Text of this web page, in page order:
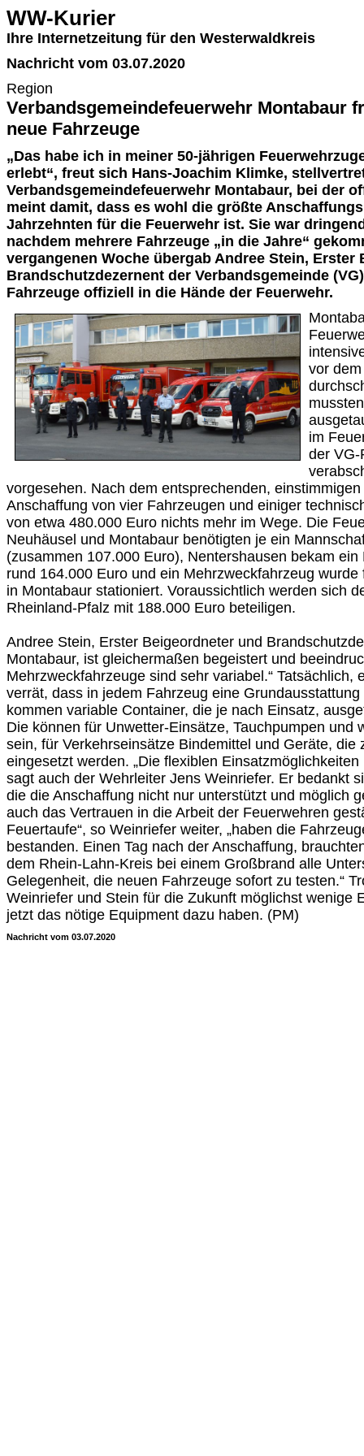
WW-Kurier
Ihre Internetzeitung für den Westerwaldkreis
Nachricht vom 03.07.2020
Region
Verbandsgemeindefeuerwehr Montabaur
neue Fahrzeuge
„Das habe ich in meiner 50-jährigen
erlebt“, freut sich Hans-Joachim Klimke,
Verbandsgemeindefeuerwehr Montabaur, bei der
meint damit, dass es wohl die größte
Jahrzehnten für die Feuerwehr ist. Sie war
nachdem mehrere Fahrzeuge „in die Jahre“
vergangenen Woche übergab Andree Stein, Erster
Brandschutzdezernent der Verbandsgemeinde
Fahrzeuge offiziell in die Hände der Feuerwehr.
vor
im
der VG-
vorgesehen. Nach dem entsprechenden,
Anschaffung von vier Fahrzeugen und einiger
von etwa 480.000 Euro nichts mehr im Wege. Die
Neuhäusel und Montabaur benötigten je ein
(zusammen 107.000 Euro), Nentershausen bekam
rund 164.000 Euro und ein Mehrzweckfahrzeug
in Montabaur stationiert. Voraussichtlich werden sich
Rheinland-Pfalz mit 188.000 Euro beteiligen.
Andree Stein, Erster Beigeordneter und
Montabaur, ist gleichermaßen begeistert und
Mehrzweckfahrzeuge sind sehr variabel.“ Tatsächlich,
verrät, dass in jedem Fahrzeug eine
kommen variable Container, die je nach Einsatz,
Die können für Unwetter-Einsätze, Tauchpumpen und
sein, für Verkehrseinsätze Bindemittel und Geräte, die
eingesetzt werden. „Die flexiblen Einsatzmöglichkeiten
sagt auch der Wehrleiter Jens Weinriefer. Er bedankt
die die Anschaffung nicht nur unterstützt und möglich
auch das Vertrauen in die Arbeit der Feuerwehren
Feuertaufe“, so Weinriefer weiter, „haben die
bestanden. Einen Tag nach der Anschaffung,
dem Rhein-Lahn-Kreis bei einem Großbrand alle
Gelegenheit, die neuen Fahrzeuge sofort zu testen.“
Weinriefer und Stein für die Zukunft möglichst wenige
jetzt das nötige Equipment dazu haben. (PM)
Nachricht vom 03.07.2020